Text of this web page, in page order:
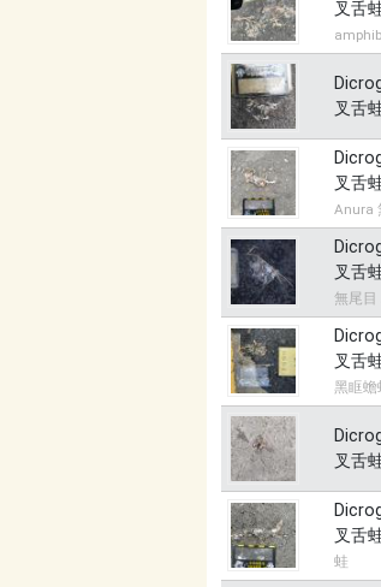
叉舌
叉舌
叉舌
Anura
叉舌
無尾目
叉舌
黑眶蟾
叉舌
叉舌
蛙